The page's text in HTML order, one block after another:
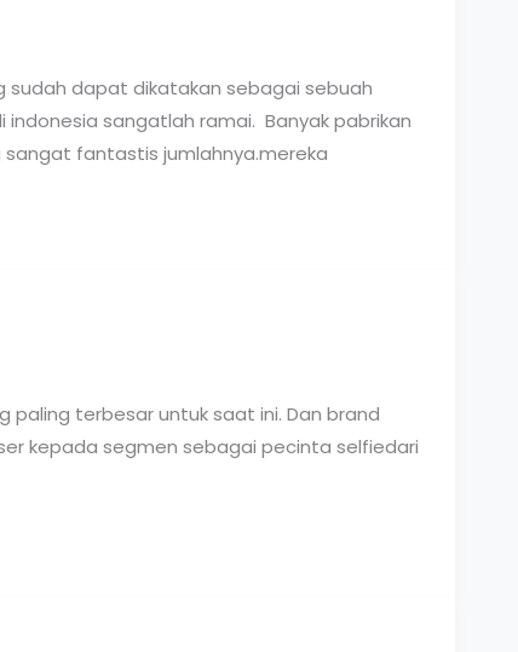
sudah dapat dikatakan sebagai sebuah
sangatlah ramai. Banyak pabrikan
fantastis jumlahnya.mereka
terbesar untuk saat ini. Dan brand
kepada segmen sebagai pecinta selfiedari